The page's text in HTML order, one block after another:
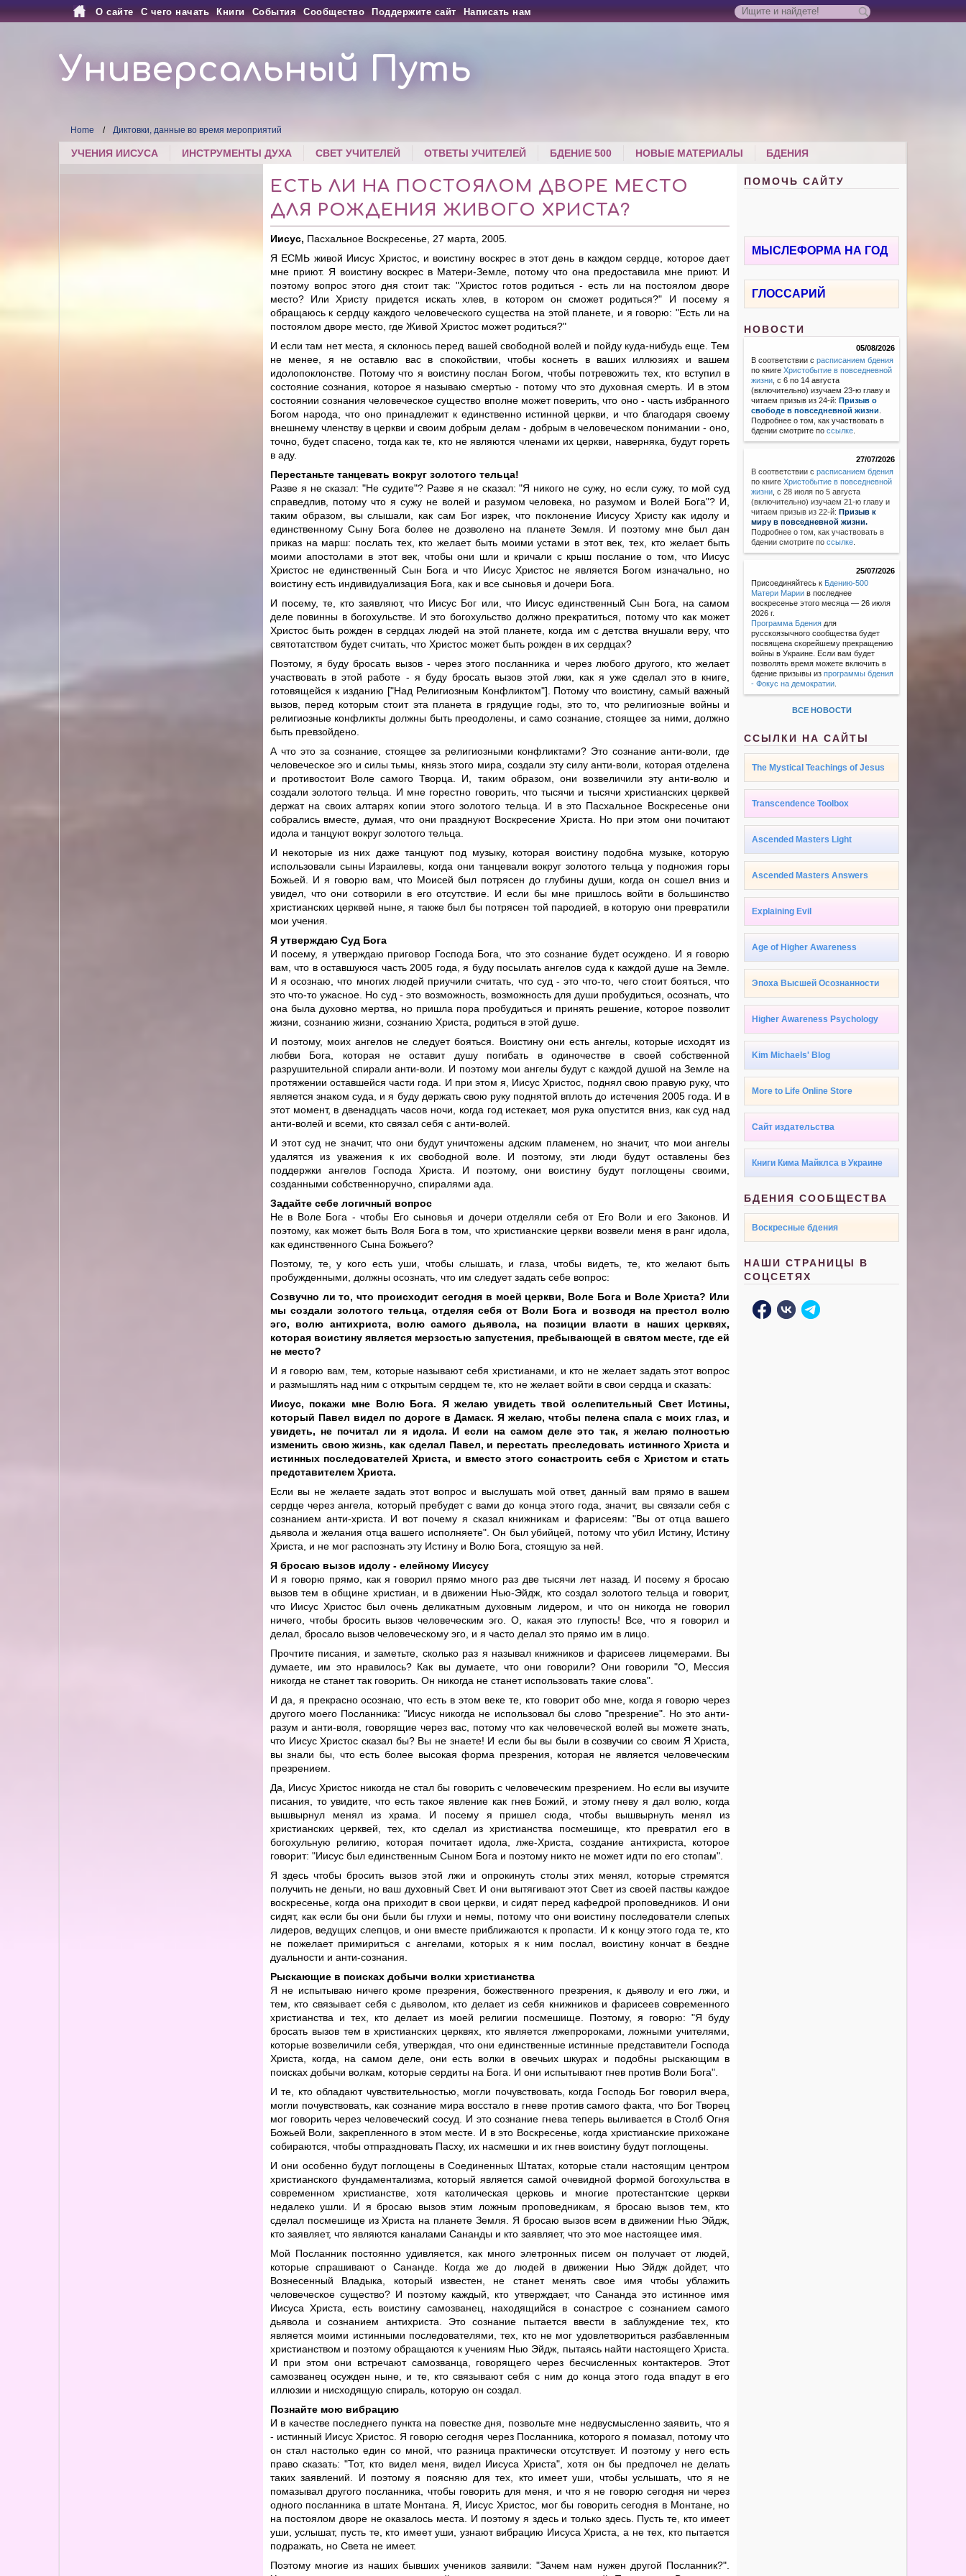
О сайте С чего начать Книги События Сообщество Поддержите сайт Написать нам
Универсальный Путь
Home Диктовки, данные во время мероприятий
УЧЕНИЯ ИИСУСА ИНСТРУМЕНТЫ ДУХА СВЕТ УЧИТЕЛЕЙ ОТВЕТЫ УЧИТЕЛЕЙ БДЕНИЕ 500 НОВЫЕ МАТЕРИАЛЫ БДЕНИЯ
ЕСТЬ ЛИ НА ПОСТОЯЛОМ ДВОРЕ МЕСТО
ДЛЯ РОЖДЕНИЯ ЖИВОГО ХРИСТА?
Иисус, Пасхальное Воскресенье, 27 марта, 2005.
Я ЕСМЬ живой Иисус Христос, и воистину воскрес в этот день в каждом сердце, которое дает
мне приют. Я воистину воскрес в Матери-Земле, потому что она предоставила мне приют. И
поэтому вопрос этого дня стоит так: "Христос готов родиться - есть ли на постоялом дворе
место? Или Христу придется искать хлев, в котором он сможет родиться?" И посему я
обращаюсь к сердцу каждого человеческого существа на этой планете, и я говорю: "Есть ли на
постоялом дворе место, где Живой Христос может родиться?"
И если там нет места, я склонюсь перед вашей свободной волей и пойду куда-нибудь еще. Тем
не менее, я не оставлю вас в спокойствии, чтобы коснеть в ваших иллюзиях и вашем
идолопоклонстве. Потому что я воистину послан Богом, чтобы потревожить тех, кто вступил в
состояние сознания, которое я называю смертью - потому что это духовная смерть. И в этом
состоянии сознания человеческое существо вполне может поверить, что оно - часть избранного
Богом народа, что оно принадлежит к единственно истинной церкви, и что благодаря своему
внешнему членству в церкви и своим добрым делам - добрым в человеческом понимании - оно,
точно, будет спасено, тогда как те, кто не являются членами их церкви, наверняка, будут гореть
в аду.
Перестаньте танцевать вокруг золотого тельца!
Разве я не сказал: "Не судите"? Разве я не сказал: "Я никого не сужу, но если сужу, то мой суд
справедлив, потому что я сужу не волей и разумом человека, но разумом и Волей Бога"? И,
таким образом, вы слышали, как сам Бог изрек, что поклонение Иисусу Христу как идолу и
единственному Сыну Бога более не дозволено на планете Земля. И поэтому мне был дан
приказ на марш: послать тех, кто желает быть моими устами в этот век, тех, кто желает быть
моими апостолами в этот век, чтобы они шли и кричали с крыш послание о том, что Иисус
Христос не единственный Сын Бога и что Иисус Христос не является Богом изначально, но
воистину есть индивидуализация Бога, как и все сыновья и дочери Бога.
И посему, те, кто заявляют, что Иисус Бог или, что Иисус единственный Сын Бога, на самом
деле повинны в богохульстве. И это богохульство должно прекратиться, потому что как может
Христос быть рожден в сердцах людей на этой планете, когда им с детства внушали веру, что
святотатством будет считать, что Христос может быть рожден в их сердцах?
Поэтому, я буду бросать вызов - через этого посланника и через любого другого, кто желает
участвовать в этой работе - я буду бросать вызов этой лжи, как я уже сделал это в книге,
готовящейся к изданию ["Над Религиозным Конфликтом"]. Потому что воистину, самый важный
вызов, перед которым стоит эта планета в грядущие годы, это то, что религиозные войны и
религиозные конфликты должны быть преодолены, и само сознание, стоящее за ними, должно
быть превзойдено.
А что это за сознание, стоящее за религиозными конфликтами? Это сознание анти-воли, где
человеческое эго и силы тьмы, князь этого мира, создали эту силу анти-воли, которая отделена
и противостоит Воле самого Творца. И, таким образом, они возвеличили эту анти-волю и
создали золотого тельца. И мне горестно говорить, что тысячи и тысячи христианских церквей
держат на своих алтарях копии этого золотого тельца. И в это Пасхальное Воскресенье они
собрались вместе, думая, что они празднуют Воскресение Христа. Но при этом они почитают
идола и танцуют вокруг золотого тельца.
И некоторые из них даже танцуют под музыку, которая воистину подобна музыке, которую
использовали сыны Израилевы, когда они танцевали вокруг золотого тельца у подножия горы
Божьей. И я говорю вам, что Моисей был потрясен до глубины души, когда он сошел вниз и
увидел, что они сотворили в его отсутствие. И если бы мне пришлось войти в большинство
христианских церквей ныне, я также был бы потрясен той пародией, в которую они превратили
мои учения.
Я утверждаю Суд Бога
И посему, я утверждаю приговор Господа Бога, что это сознание будет осуждено. И я говорю
вам, что в оставшуюся часть 2005 года, я буду посылать ангелов суда к каждой душе на Земле.
И я осознаю, что многих людей приучили считать, что суд - это что-то, чего стоит бояться, что
это что-то ужасное. Но суд - это возможность, возможность для души пробудиться, осознать, что
она была духовно мертва, но пришла пора пробудиться и принять решение, которое позволит
жизни, сознанию жизни, сознанию Христа, родиться в этой душе.
И поэтому, моих ангелов не следует бояться. Воистину они есть ангелы, которые исходят из
любви Бога, которая не оставит душу погибать в одиночестве в своей собственной
разрушительной спирали анти-воли. И поэтому мои ангелы будут с каждой душой на Земле на
протяжении оставшейся части года. И при этом я, Иисус Христос, поднял свою правую руку, что
является знаком суда, и я буду держать свою руку поднятой вплоть до истечения 2005 года. И в
этот момент, в двенадцать часов ночи, когда год истекает, моя рука опустится вниз, как суд над
анти-волей и всеми, кто связал себя с анти-волей.
И этот суд не значит, что они будут уничтожены адским пламенем, но значит, что мои ангелы
удалятся из уважения к их свободной воле. И поэтому, эти люди будут оставлены без
поддержки ангелов Господа Христа. И поэтому, они воистину будут поглощены своими,
созданными собственноручно, спиралями ада.
Задайте себе логичный вопрос
Не в Воле Бога - чтобы Его сыновья и дочери отделяли себя от Его Воли и его Законов. И
поэтому, как может быть Воля Бога в том, что христианские церкви возвели меня в ранг идола,
как единственного Сына Божьего?
Поэтому, те, у кого есть уши, чтобы слышать, и глаза, чтобы видеть, те, кто желают быть
пробужденными, должны осознать, что им следует задать себе вопрос:
Созвучно ли то, что происходит сегодня в моей церкви, Воле Бога и Воле Христа? Или
мы создали золотого тельца, отделяя себя от Воли Бога и возводя на престол волю
эго, волю антихриста, волю самого дьявола, на позиции власти в наших церквях,
которая воистину является мерзостью запустения, пребывающей в святом месте, где ей
не место?
И я говорю вам, тем, которые называют себя христианами, и кто не желает задать этот вопрос
и размышлять над ним с открытым сердцем те, кто не желает войти в свои сердца и сказать:
Иисус, покажи мне Волю Бога. Я желаю увидеть твой ослепительный Свет Истины,
который Павел видел по дороге в Дамаск. Я желаю, чтобы пелена спала с моих глаз, и
увидеть, не почитал ли я идола. И если на самом деле это так, я желаю полностью
изменить свою жизнь, как сделал Павел, и перестать преследовать истинного Христа и
истинных последователей Христа, и вместо этого сонастроить себя с Христом и стать
представителем Христа.
Если вы не желаете задать этот вопрос и выслушать мой ответ, данный вам прямо в вашем
сердце через ангела, который пребудет с вами до конца этого года, значит, вы связали себя с
сознанием анти-христа. И вот почему я сказал книжникам и фарисеям: "Вы от отца вашего
дьявола и желания отца вашего исполняете". Он был убийцей, потому что убил Истину, Истину
Христа, и не мог распознать эту Истину и Волю Бога, стоящую за ней.
Я бросаю вызов идолу - елейному Иисусу
И я говорю прямо, как я говорил прямо много раз две тысячи лет назад. И посему я бросаю
вызов тем в общине христиан, и в движении Нью-Эйдж, кто создал золотого тельца и говорит,
что Иисус Христос был очень деликатным духовным лидером, и что он никогда не говорил
ничего, чтобы бросить вызов человеческим эго. О, какая это глупость! Все, что я говорил и
делал, бросало вызов человеческому эго, и я часто делал это прямо им в лицо.
Прочтите писания, и заметьте, сколько раз я называл книжников и фарисеев лицемерами. Вы
думаете, им это нравилось? Как вы думаете, что они говорили? Они говорили "О, Мессия
никогда не станет так говорить. Он никогда не станет использовать такие слова".
И да, я прекрасно осознаю, что есть в этом веке те, кто говорит обо мне, когда я говорю через
другого моего Посланника: "Иисус никогда не использовал бы слово "презрение". Но это анти-
разум и анти-воля, говорящие через вас, потому что как человеческой волей вы можете знать,
что Иисус Христос сказал бы? Вы не знаете! И если бы вы были в созвучии со своим Я Христа,
вы знали бы, что есть более высокая форма презрения, которая не является человеческим
презрением.
Да, Иисус Христос никогда не стал бы говорить с человеческим презрением. Но если вы изучите
писания, то увидите, что есть такое явление как гнев Божий, и этому гневу я дал волю, когда
вышвырнул менял из храма. И посему я пришел сюда, чтобы вышвырнуть менял из
христианских церквей, тех, кто сделал из христианства посмешище, кто превратил его в
богохульную религию, которая почитает идола, лже-Христа, создание антихриста, которое
говорит: "Иисус был единственным Сыном Бога и поэтому никто не может идти по его стопам".
Я здесь чтобы бросить вызов этой лжи и опрокинуть столы этих менял, которые стремятся
получить не деньги, но ваш духовный Свет. И они вытягивают этот Свет из своей паствы каждое
воскресенье, когда она приходит в свои церкви, и сидят перед кафедрой проповедников. И они
сидят, как если бы они были бы глухи и немы, потому что они воистину последователи слепых
лидеров, ведущих слепцов, и они вместе приближаются к пропасти. И к концу этого года те, кто
не пожелает примириться с ангелами, которых я к ним послал, воистину кончат в бездне
дуальности и анти-сознания.
Рыскающие в поисках добычи волки христианства
Я не испытываю ничего кроме презрения, божественного презрения, к дьяволу и его лжи, и
тем, кто связывает себя с дьяволом, кто делает из себя книжников и фарисеев современного
христианства и тех, кто делает из моей религии посмешище. Поэтому, я говорю: "Я буду
бросать вызов тем в христианских церквях, кто является лжепророками, ложными учителями,
которые возвеличили себя, утверждая, что они единственные истинные представители Господа
Христа, когда, на самом деле, они есть волки в овечьих шкурах и подобны рыскающим в
поисках добычи волкам, которые сердиты на Бога. И они испытывают гнев против Воли Бога".
И те, кто обладают чувствительностью, могли почувствовать, когда Господь Бог говорил вчера,
могли почувствовать, как сознание мира восстало в гневе против самого факта, что Бог Творец
мог говорить через человеческий сосуд. И это сознание гнева теперь выливается в Столб Огня
Божьей Воли, закрепленного в этом месте. И в это Воскресенье, когда христианские прихожане
собираются, чтобы отпраздновать Пасху, их насмешки и их гнев воистину будут поглощены.
И они особенно будут поглощены в Соединенных Штатах, которые стали настоящим центром
христианского фундаментализма, который является самой очевидной формой богохульства в
современном христианстве, хотя католическая церковь и многие протестантские церкви
недалеко ушли. И я бросаю вызов этим ложным проповедникам, я бросаю вызов тем, кто
сделал посмешище из Христа на планете Земля. Я бросаю вызов всем в движении Нью Эйдж,
кто заявляет, что являются каналами Сананды и кто заявляет, что это мое настоящее имя.
Мой Посланник постоянно удивляется, как много элетронных писем он получает от людей,
которые спрашивают о Сананде. Когда же до людей в движении Нью Эйдж дойдет, что
Вознесенный Владыка, который известен, не станет менять свое имя чтобы ублажить
человеческое существо? И поэтому каждый, кто утверждает, что Сананда это истинное имя
Иисуса Христа, есть воистину самозванец, находящийся в сонастрое с сознанием самого
дьявола и сознанием антихриста. Это сознание пытается ввести в заблуждение тех, кто
является моими истинными последователями, тех, кто не мог удовлетвориться разбавленным
христианством и поэтому обращаются к учениям Нью Эйдж, пытаясь найти настоящего Христа.
И при этом они встречают самозванца, говорящего через бесчисленных контактеров. Этот
самозванец осужден ныне, и те, кто связывают себя с ним до конца этого года впадут в его
иллюзии и нисходящую спираль, которую он создал.
Познайте мою вибрацию
И в качестве последнего пункта на повестке дня, позвольте мне недвусмысленно заявить, что я
- истинный Иисус Христос. Я говорю сегодня через Посланника, которого я помазал, потому что
он стал настолько един со мной, что разница практически отсутствует. И поэтому у него есть
право сказать: "Тот, кто видел меня, видел Иисуса Христа", хотя он бы предпочел не делать
таких заявлений. И поэтому я поясняю для тех, кто имеет уши, чтобы услышать, что я не
помазывал другого посланника, чтобы говорить для меня, и что я не говорю сегодня ни через
одного посланника в штате Монтана. Я, Иисус Христос, мог бы говорить сегодня в Монтане, но
на постоялом дворе не оказалось места. И поэтому я здесь и только здесь. Пусть те, кто имеет
уши, услышат, пусть те, кто имеет уши, узнают вибрацию Иисуса Христа, а не тех, кто пытается
подражать, но Света не имеет.
Поэтому многие из наших бывших учеников заявили: "Зачем нам нужен другой Посланник?".
ПОМОЧЬ САЙТУ
МЫСЛЕФОРМА НА ГОД
ГЛОССАРИЙ
НОВОСТИ
05/08/2026
В соответствии срасписанием бдения
по книгеХристобытие в повседневной
жизни , с 6 по 14 августа
(включительно) изучаем 23-ю главу и
читаем призыв из 24-й: Призыв о
свободе в повседневной жизни
Подробнее о том, как участвовать в
бдении смотрите поссылке
27/07/2026
В соответствии с расписанием бдения
по книгеХристобытие в повседневной
жизни с 28 июля по 5 августа
(включительно) изучаем 21-ю главу и
читаем призыв из 22-й: Призыв к
миру в повседневной жизни.
Подробнее о том, как участвовать в
бдении смотрите поссылке
25/07/2026
Присоединяйтесь к Бдению-500
Матери Марии в последнее
воскресенье этого месяца — 26 июля
2026 г.
Программа Бдения для
русскоязычного сообщества будет
посвящена скорейшему прекращению
войны в Украине. Если вам будет
позволять время можете включить в
бдение призывы изпрограммы бдения
- Фокус на демократии
ВСЕ НОВОСТИ
ССЫЛКИ НА САЙТЫ
The Mystical Teachings of Jesus
Transcendence Toolbox
Ascended Masters Light
Ascended Masters Answers
Explaining Evil
Age of Higher Awareness
Эпоха Высшей Осознанности
Higher Awareness Psychology
Kim Michaels' Blog
More to Life Online Store
Сайт издательства
Книги Кима Майклса в Украине
БДЕНИЯ СООБЩЕСТВА
Воскресные бдения
НАШИ СТРАНИЦЫ В
СОЦСЕТЯХ